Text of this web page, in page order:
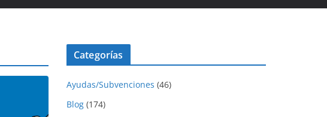
Categorías
Ayudas/Subvenciones (46)
Blog (174)